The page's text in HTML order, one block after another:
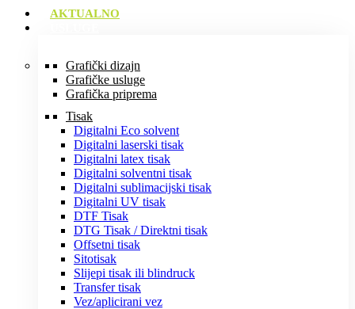
AKTUALNO
Grafički dizajn
Grafičke usluge
Grafička priprema
Tisak
Digitalni Eco solvent
Digitalni laserski tisak
Digitalni latex tisak
Digitalni solventni tisak
Digitalni sublimacijski tisak
Digitalni UV tisak
DTF Tisak
DTG Tisak / Direktni tisak
Offsetni tisak
Sitotisak
Slijepi tisak ili blindruck
Transfer tisak
Vez/aplicirani vez